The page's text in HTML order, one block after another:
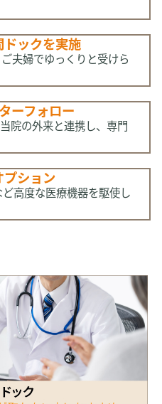
ドックを実施
夫婦でゆっくりと受けら
ーフォロー
院の外来と連携し、専門
プション
高度な医療機器を駆使し